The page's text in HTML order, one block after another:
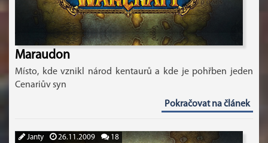
Maraudon
Místo, kde vznikl národ kentaurů a kde je pohřben jeden
Cenariův syn
Pokračovat na článek
Janty 26.11.2009 18